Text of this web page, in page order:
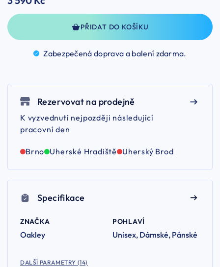
PŘIDAT DO KOŠÍKU
Zabezpečená doprava a balení zdarma.
Rezervovat na prodejně
K vyzvednutí nejpozději následující
pracovní den
Brno Uherské Hradiště Uherský Brod
Specifikace
ZNAČKA
Oakley
POHLAVÍ
Unisex, Dámské, Pánské
DALŠÍ PARAMETRY (14)